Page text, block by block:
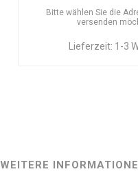
Bitte wählen Sie die
versenden
Lieferzeit: 1-3
WEITERE